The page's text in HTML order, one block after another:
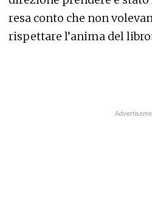
resa conto che non
rispettare l’anima del